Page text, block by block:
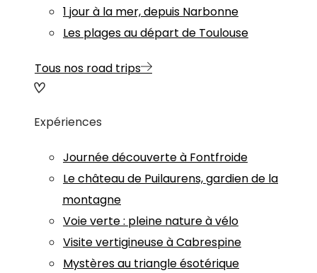
1 jour à la mer, depuis Narbonne
Les plages au départ de Toulouse
Tous nos road trips
Expériences
Journée découverte à Fontfroide
Le château de Puilaurens, gardien de la
montagne
Voie verte : pleine nature à vélo
Visite vertigineuse à Cabrespine
Mystères au triangle ésotérique